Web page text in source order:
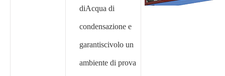
diAcqua di
condensazione e
garantiscivolo un
ambiente di prova